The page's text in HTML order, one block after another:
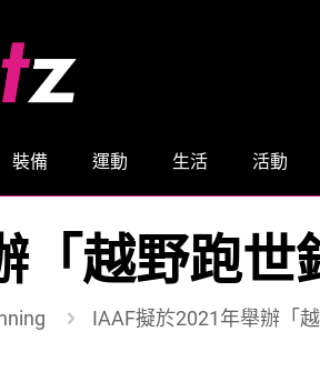
裝備 運動 生活 活動
「越野跑世
IAAF擬於2021年舉辦「越